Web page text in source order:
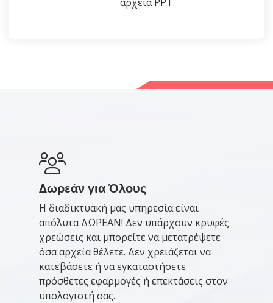
Δωρεάν για Όλους
Η διαδικτυακή μας υπηρεσία είναι
απόλυτα ΔΩΡΕΑΝ! Δεν υπάρχουν κρυφές
χρεώσεις και μπορείτε να μετατρέψετε
όσα αρχεία θέλετε. Δεν χρειάζεται να
κατεβάσετε ή να εγκαταστήσετε
πρόσθετες εφαρμογές ή επεκτάσεις στον
υπολογιστή σας.